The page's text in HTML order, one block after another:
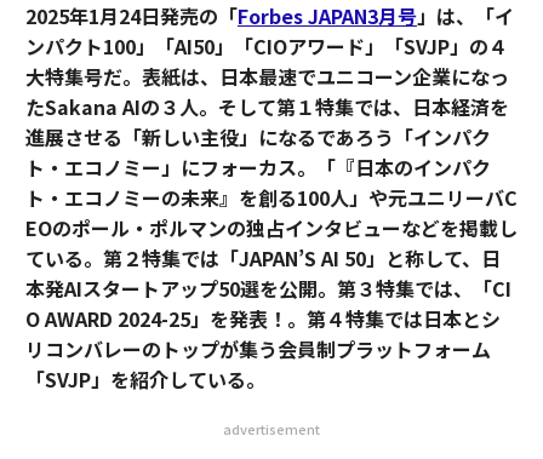
2025年1月24日発売の「Forbes JAPAN3月号」は、「イ
ンパクト100」「AI50」「CIOアワード」「SVJP」の４
大特集号だ。表紙は、日本最速でユニコーン企業になっ
たSakana AIの３人。そして第１特集では、日本経済を
進展させる「新しい主役」になるであろう「インパク
ト・エコノミー」にフォーカス。「『日本のインパク
ト・エコノミーの未来』を創る100人」や元ユニリーバC
EOのポール・ポルマンの独占インタビューなどを掲載し
ている。第２特集では「JAPAN’S AI 50」と称して、日
本発AIスタートアップ50選を公開。第３特集では、「CI
O AWARD 2024-25」を発表！。第４特集では日本とシ
リコンバレーのトップが集う会員制プラットフォーム
「SVJP」を紹介している。
advertisement